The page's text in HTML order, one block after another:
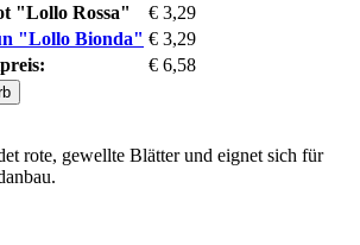
"Lollo Rossa"
€ 3,29
"Lollo Bionda" € 3,29
€ 6,58
rote, gewellte Blätter und eignet sich für